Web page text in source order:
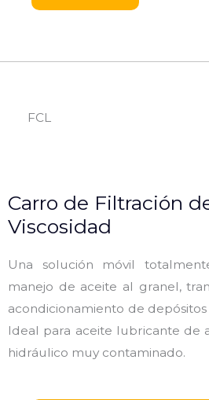
FCL
Carro de Filtración
Viscosidad
Una solución móvil
manejo de aceite al granel,
acondicionamiento de depósitos
Ideal para aceite lubricante de
hidráulico muy contaminado.